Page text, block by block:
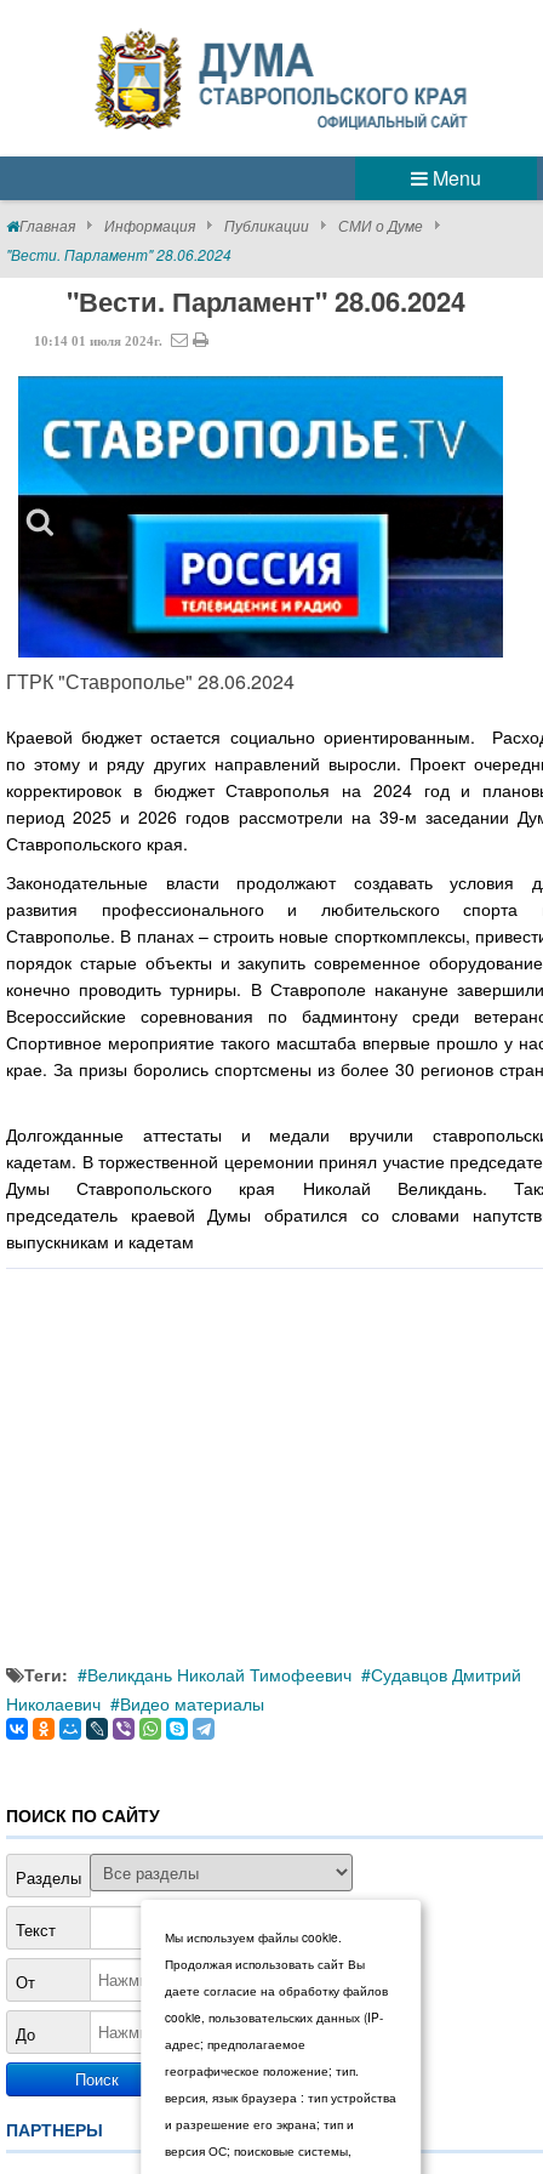
Menu
Главная Информация Публикации
СМИ о Думе
"Вести. Парламент" 28.06.2024
"Вести. Парламент" 28.06.2024
10:14 01 июля 2024г.
ГТРК "Ставрополье" 28.06.2024
Краевой бюджет остается социально ориентированным.
по этому и ряду других направлений выросли. Проект
корректировок в бюджет Ставрополья на 2024 год и
период 2025 и 2026 годов рассмотрели на 39-м заседании
Ставропольского края.
Законодательные власти продолжают создавать условия
развития профессионального и любительского спорта
Ставрополье. В планах – строить новые спорткомплексы,
порядок старые объекты и закупить современное
конечно проводить турниры. В Ставрополе накануне
Всероссийские соревнования по бадминтону среди
Спортивное мероприятие такого масштаба впервые прошло у
крае. За призы боролись спортсмены из более 30 регионов
Долгожданные аттестаты и медали вручили
кадетам. В торжественной церемонии принял участие
Думы Ставропольского края Николай Великдань.
председатель краевой Думы обратился со словами
выпускникам и кадетам
Теги: Великдань Николай Тимофеевич
Судавцов Дмитрий
Николаевич
Видео материалы
ПОИСК ПО САЙТУ
Разделы
Текст
От
До
ПАРТНЕРЫ
Мы используем файлы cookie.
Продолжая использовать сайт Вы
даете согласие на обработку файлов
cookie, пользовательских данных (IP-
адрес; предполагаемое
географическое положение; тип.
версия, язык браузера : тип устройства
и разрешение его экрана; тип и
версия ОС; поисковые системы,